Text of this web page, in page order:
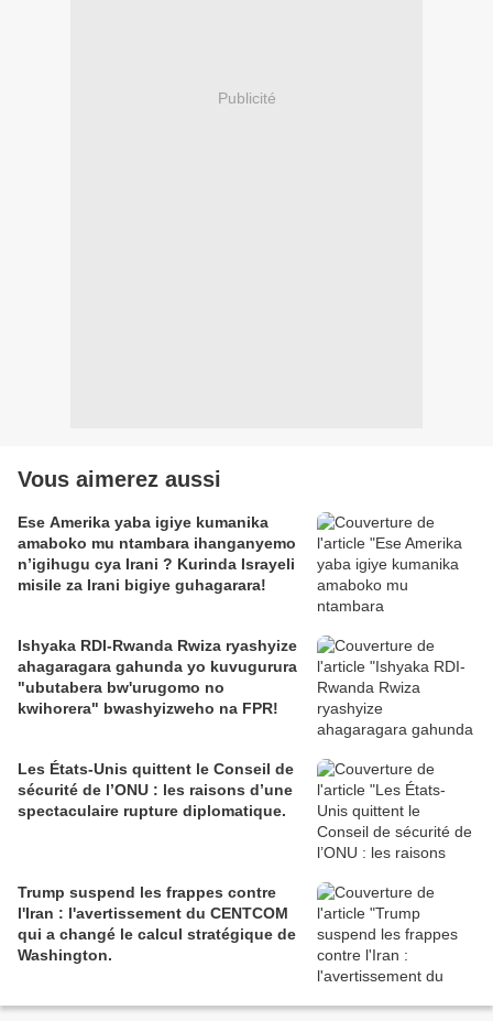
Publicité
Vous aimerez aussi
Ese Amerika yaba igiye kumanika
amaboko mu ntambara ihanganyemo
n’igihugu cya Irani ? Kurinda Israyeli
misile za Irani bigiye guhagarara!
Ishyaka RDI-Rwanda Rwiza ryashyize
ahagaragara gahunda yo kuvugurura
"ubutabera bw'urugomo no
kwihorera" bwashyizweho na FPR!
Les États-Unis quittent le Conseil de
sécurité de l’ONU : les raisons d’une
spectaculaire rupture diplomatique.
Trump suspend les frappes contre
l'Iran : l'avertissement du CENTCOM
qui a changé le calcul stratégique de
Washington.